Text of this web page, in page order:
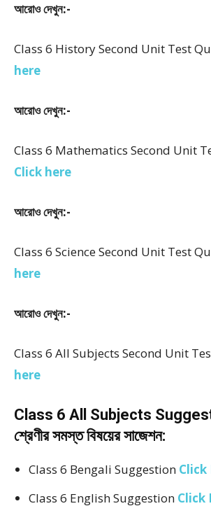
আরোও দেখুন:-
Class 6 History Second Unit Test
here
আরোও দেখুন:-
Class 6 Mathematics Second Unit
Click here
আরোও দেখুন:-
Class 6 Science Second Unit Test
here
আরোও দেখুন:-
Class 6 All Subjects Second Unit
here
Class 6 All Subjects
শ্রেণীর সমস্ত বিষয়ের সাজেশন:
Class 6 Bengali Suggestion Click
Class 6 English Suggestion Click